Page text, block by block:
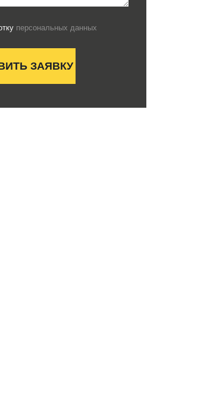
персональных данных